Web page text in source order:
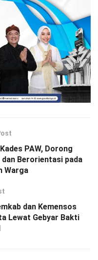
PAW, Dorong
dan Berorientasi pada
Warga
dan Kemensos
Lewat Gebyar Bakti